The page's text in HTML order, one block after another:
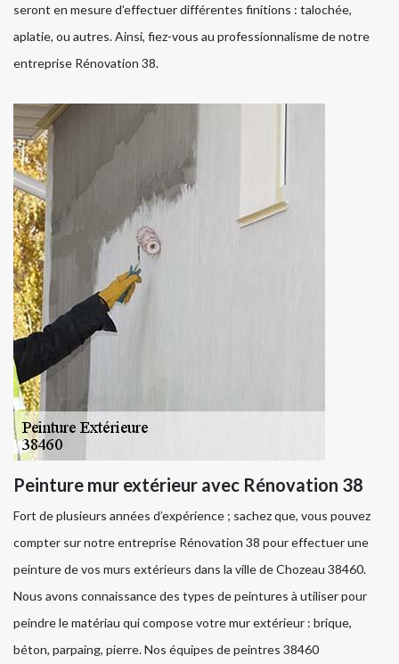
seront en mesure d’effectuer différentes finitions : talochée,
aplatie, ou autres. Ainsi, fiez-vous au professionnalisme de notre
entreprise Rénovation 38.
Peinture mur extérieur avec Rénovation 38
Fort de plusieurs années d’expérience ; sachez que, vous pouvez
compter sur notre entreprise Rénovation 38 pour effectuer une
peinture de vos murs extérieurs dans la ville de Chozeau 38460.
Nous avons connaissance des types de peintures à utiliser pour
peindre le matériau qui compose votre mur extérieur : brique,
béton, parpaing, pierre. Nos équipes de peintres 38460